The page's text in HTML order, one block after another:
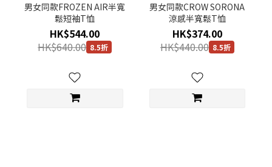
男女同款FROZEN AIR半寬
鬆短袖T恤
HK$544.00
HK$640.00 8.5折
男女同款CROW SORONA
涼感半寬鬆T恤
HK$374.00
HK$440.00 8.5折